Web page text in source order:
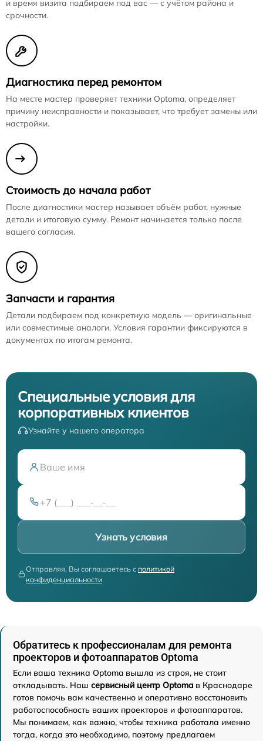
и время визита подбираем под вас — с учётом района и
срочности.
Диагностика перед ремонтом
На месте мастер проверяет техники Optoma, определяет
причину неисправности и показывает, что требует замены или
настройки.
Стоимость до начала работ
После диагностики мастер называет объём работ, нужные
детали и итоговую сумму. Ремонт начинается только после
вашего согласия.
Запчасти и гарантия
Детали подбираем под конкретную модель — оригинальные
или совместимые аналоги. Условия гарантии фиксируются в
документах по итогам ремонта.
Специальные условия для
корпоративных клиентов
Узнайте у нашего оператора
Узнать условия
Отправляя, Вы соглашаетесь с политикой
конфиденциальности
Обратитесь к профессионалам для ремонта
проекторов и фотоаппаратов Optoma
Если ваша техника Optoma вышла из строя, не стоит
откладывать. Наш сервисный центр Optoma в Краснодаре
готов помочь вам качественно и оперативно восстановить
работоспособность ваших проекторов и фотоаппаратов.
Мы понимаем, как важно, чтобы техника работала именно
тогда, когда это необходимо, поэтому предлагаем